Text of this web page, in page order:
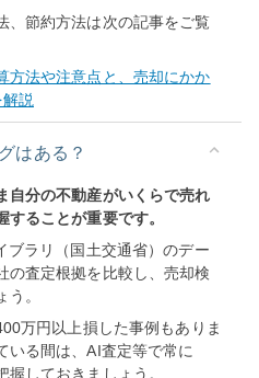
、節約方法は次の記事をご覧
方法や注意点と、売却にかか
説
はある？
自分の不動産がいくらで売れ
ることが重要です。
ブラリ（国土交通省）のデー
の査定根拠を比較し、売却検
。
万円以上損した事例もありま
いる間は、AI査定等で常に
握しておきましょう。